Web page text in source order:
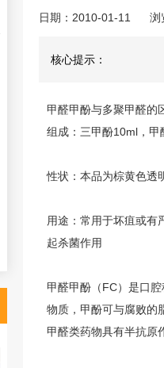
日期：2010-01-11 浏
核心提示：
甲醛甲酚与多聚甲醛的
组成：三甲酚10ml，
性状：本品为棕黄色透
用途：常用于坏疽或有
起杀菌作用
甲醛甲酚 （FC）是口
物质，甲酚可与腐败的
甲醛类药物具有半抗原